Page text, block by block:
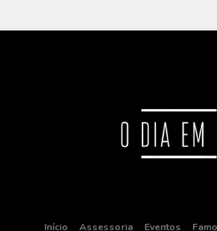
Início Assessoria Eventos